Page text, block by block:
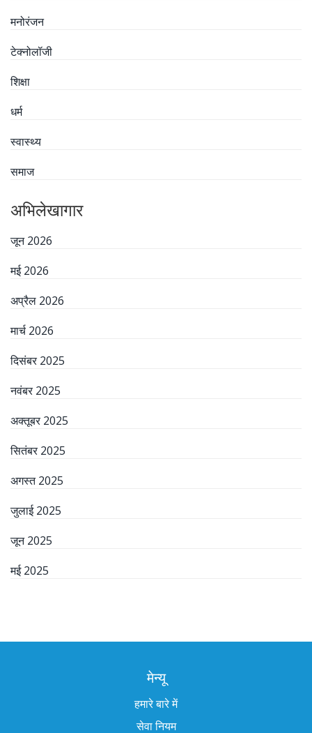
मनोरंजन
टेक्नोलॉजी
शिक्षा
धर्म
स्वास्थ्य
समाज
अभिलेखागार
जून 2026
मई 2026
अप्रैल 2026
मार्च 2026
दिसंबर 2025
नवंबर 2025
अक्तूबर 2025
सितंबर 2025
अगस्त 2025
जुलाई 2025
जून 2025
मई 2025
मेन्यू
हमारे बारे में
सेवा नियम